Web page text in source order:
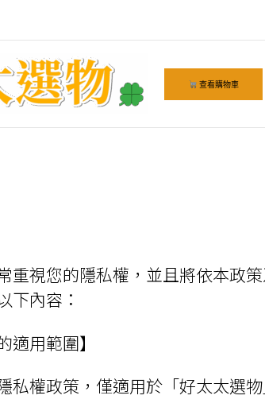
查看購物車
重視您的隱私權，並且將依本
下內容：
適用範圍】
私權政策，僅適用於「好太太選